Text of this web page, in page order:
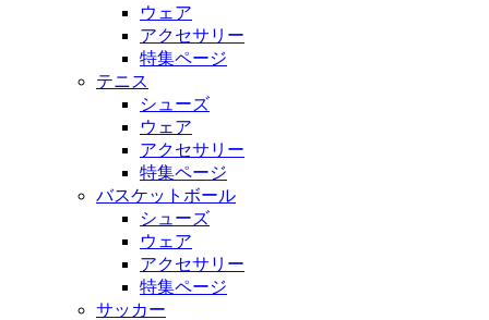
ウェア
アクセサリー
特集ページ
テニス
シューズ
ウェア
アクセサリー
特集ページ
バスケットボール
シューズ
ウェア
アクセサリー
特集ページ
サッカー